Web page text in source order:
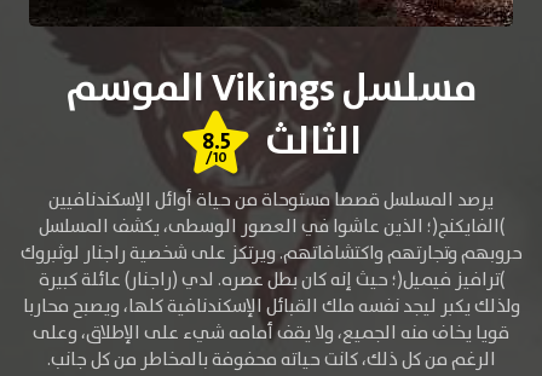
مسلسل Vikings الموسم
الثالث
8.5
/10
يرصد المسلسل قصصا مستوحاة من حياة أوائل الإسكندنافيين
)الفايكنج(؛ الذين عاشوا في العصور الوسطى، يكشف المسلسل
حروبهم وتجارتهم واكتشافاتهم. ويرتكز على شخصية راجنار لوثبروك
)ترافيز فيميل(؛ حيث إنه كان بطل عصره. لدي (راجنار) عائلة كبيرة
ولذلك يكبر ليجد نفسه ملك القبائل الإسكندنافية كلها، ويصبح محاربا
قويا يخاف منه الجميع، ولا يقف أمامه شيء على الإطلاق، وعلى
الرغم من كل ذلك، كانت حياته محفوفة بالمخاطر من كل جانب.